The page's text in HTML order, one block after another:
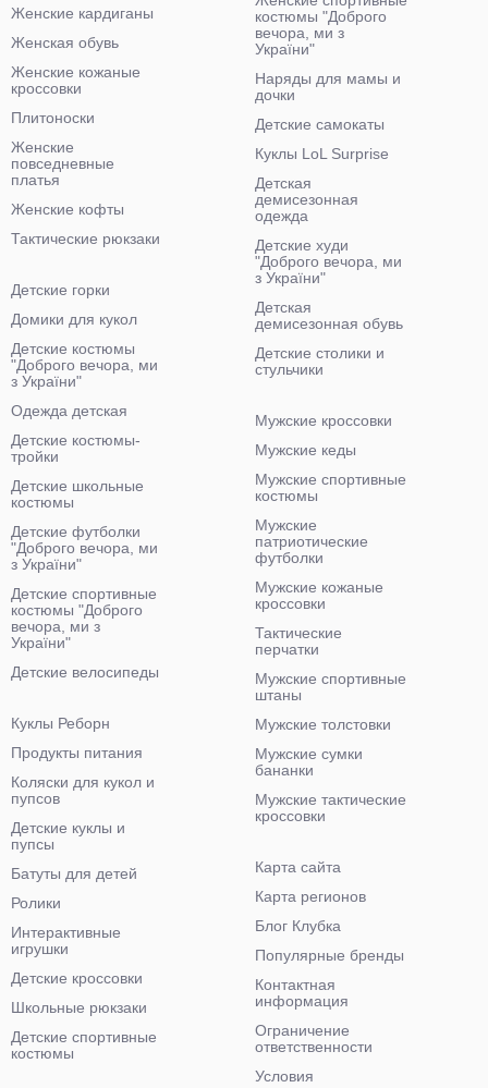
Женские кардиганы
Женская обувь
Женские кожаные
кроссовки
Плитоноски
Женские
повседневные
платья
Женские кофты
Тактические рюкзаки
костюмы "Доброго
вечора, ми з
України"
Наряды для мамы и
дочки
Детские самокаты
Куклы LoL Surprise
Детская
демисезонная
одежда
Детские худи
"Доброго вечора, ми
з України"
Детская
демисезонная обувь
Детские столики и
стульчики
Детские горки
Домики для кукол
Детские костюмы
"Доброго вечора, ми
з України"
Одежда детская
Детские костюмы-
тройки
Детские школьные
костюмы
Детские футболки
"Доброго вечора, ми
з України"
Детские спортивные
костюмы "Доброго
вечора, ми з
України"
Детские велосипеды
Мужские кроссовки
Мужские кеды
Мужские спортивные
костюмы
Мужские
патриотические
футболки
Мужские кожаные
кроссовки
Тактические
перчатки
Мужские спортивные
штаны
Мужские толстовки
Мужские сумки
бананки
Мужские тактические
кроссовки
Куклы Реборн
Продукты питания
Коляски для кукол и
пупсов
Детские куклы и
пупсы
Батуты для детей
Ролики
Интерактивные
игрушки
Детские кроссовки
Школьные рюкзаки
Детские спортивные
костюмы
Карта сайта
Карта регионов
Блог Клубка
Популярные бренды
Контактная
информация
Ограничение
ответственности
Условия